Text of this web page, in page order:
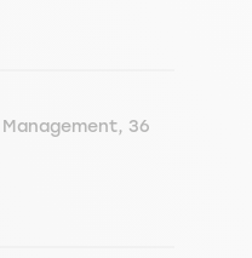
Management, 36